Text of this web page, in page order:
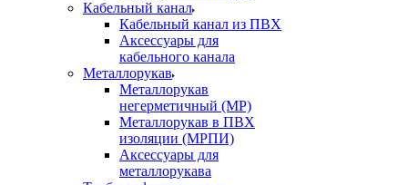
Кабельный канал
Кабельный канал из ПВХ
Аксессуары для
кабельного канала
Металлорукав
Металлорукав
негерметичный (МР)
Металлорукав в ПВХ
изоляции (МРПИ)
Аксессуары для
металлорукава